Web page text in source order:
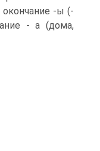
-ы (-
- а (дома,